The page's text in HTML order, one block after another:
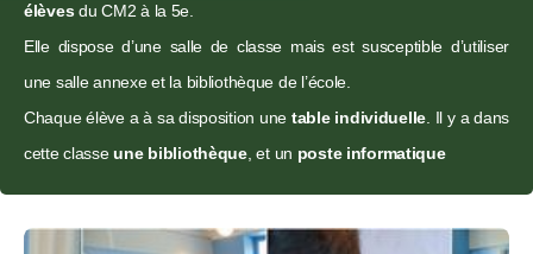
élèves du CM2 à la 5e.
Elle dispose d’une salle de classe mais est susceptible d’utiliser
une salle annexe et la bibliothèque de l’école.
Chaque élève a à sa disposition une table individuelle . Il y a dans
cette classeune bibliothèque, et un poste informatique